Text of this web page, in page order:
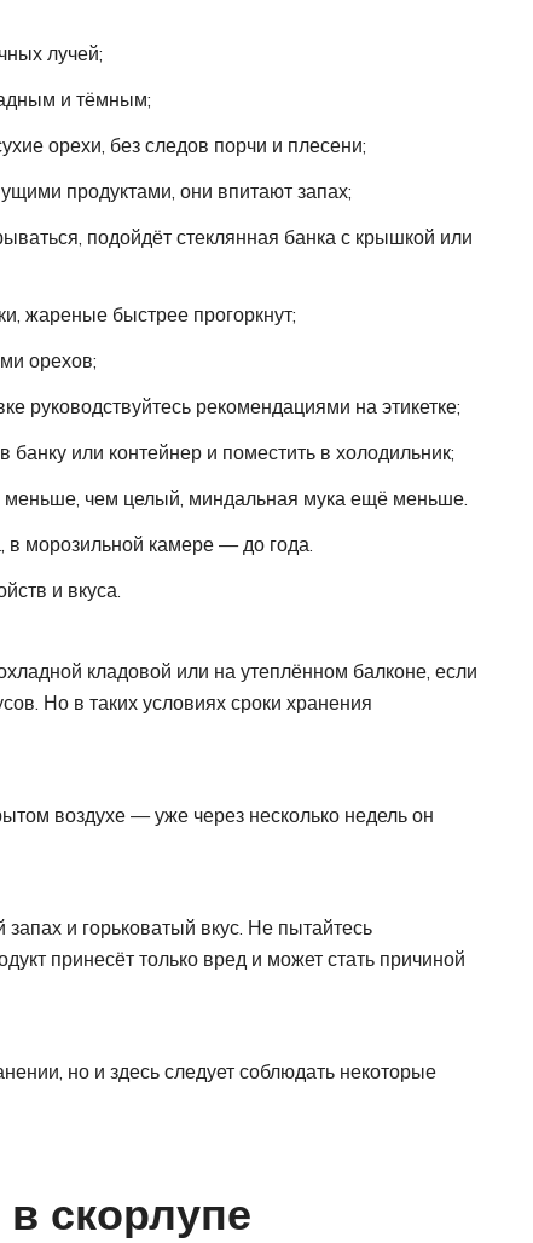
лучей;
и тёмным;
орехи, без следов порчи и плесени;
продуктами, они впитают запах;
подойдёт стеклянная банка с крышкой или
жареные быстрее прогоркнут;
орехов;
руководствуйтесь рекомендациями на этикетке;
или контейнер и поместить в холодильник;
меньше, чем целый, миндальная мука ещё меньше.
в морозильной камере — до года.
и вкуса.
кладовой или на утеплённом балконе, если
Но в таких условиях сроки хранения
воздухе — уже через несколько недель он
и горьковатый вкус. Не пытайтесь
принесёт только вред и может стать причиной
но и здесь следует соблюдать некоторые
скорлупе